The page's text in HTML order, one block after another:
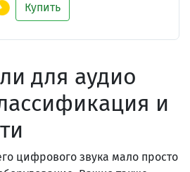
для аудио
и
цифрового звука мало просто
Купить